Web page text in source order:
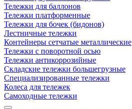
Тележки для баллонов
Тележки платформенные
Тележки для бочек (бидонов)
Лестничные тележки
Контейнеры сетчатые металлические
Тележки с поворотной осью
Тележки антикоррозийные
Складские тележки большегрузные
Специализированные тележки
Колеса для тележек
Самоходные тележки